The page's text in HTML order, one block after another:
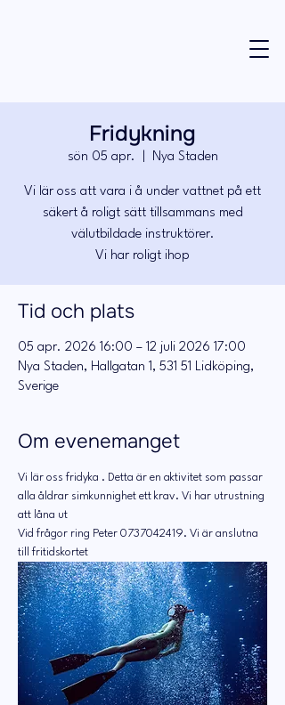
Fridykning
sön 05 apr. Nya Staden
Vi lär oss att vara i å under vattnet på ett
säkert å roligt sätt tillsammans med
välutbildade instruktörer.
Vi har roligt ihop
Tid och plats
05 apr. 2026 16:00 – 12 juli 2026 17:00
Nya Staden, Hallgatan 1, 531 51 Lidköping,
Sverige
Om evenemanget
Vi lär oss fridyka . Detta är en aktivitet som passar
alla åldrar simkunnighet ett krav. Vi har utrustning
att låna ut
Vid frågor ring Peter 0737042419. Vi är anslutna
till fritidskortet